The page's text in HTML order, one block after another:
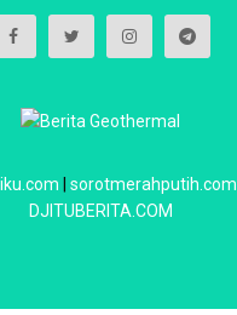
sorotmerahputih.com
DJITUBERITA.COM